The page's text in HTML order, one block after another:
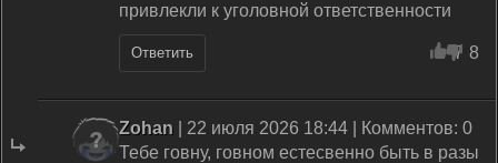
привлекли к уголовной ответственности
Ответить 7 8
Zohan | 22 июля 2026 18:44 | Комментов: 0
Тебе говну, говном естесвенно быть в разы